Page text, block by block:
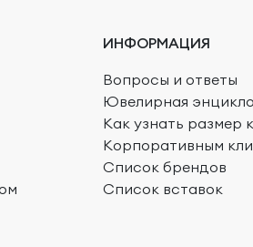
ИНФОРМАЦИЯ
Вопросы и ответы
Ювелирная
Как узнать размер
Корпоративным
Список брендов
Список вставок